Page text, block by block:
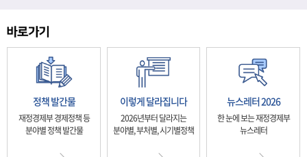
정책 발간물
재정경제부 경제정책 등
분야별 정책 발간물
이렇게 달라집니다
2026년부터 달라지는
분야별, 부처별, 시기별정책
뉴스레터 2026
한 눈에 보는 재정경제부
뉴스레터